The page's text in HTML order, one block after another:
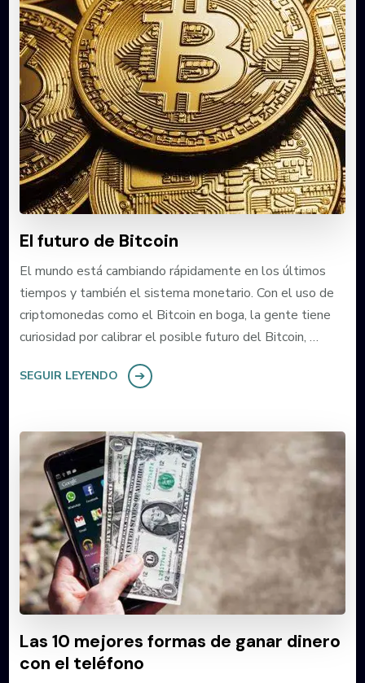
El futuro de Bitcoin
El mundo está cambiando rápidamente en los últimos
tiempos y también el sistema monetario. Con el uso de
criptomonedas como el Bitcoin en boga, la gente tiene
curiosidad por calibrar el posible futuro del Bitcoin, …
SEGUIR LEYENDO
Las 10 mejores formas de ganar dinero
con el teléfono